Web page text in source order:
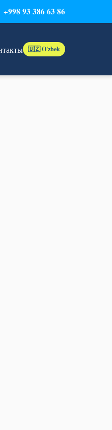
+998 93 386 63 86
🇺🇿 O'zbek